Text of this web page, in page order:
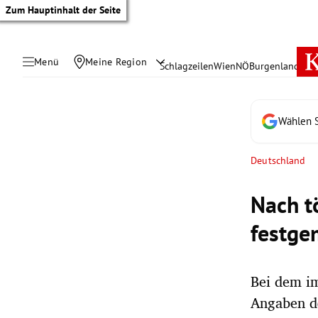
Zum Hauptinhalt der Seite
Menü Meine Region SchlagzeilenWienNÖBurgenland
Wählen
Deutschland
Nach
Bei dem
Angaben